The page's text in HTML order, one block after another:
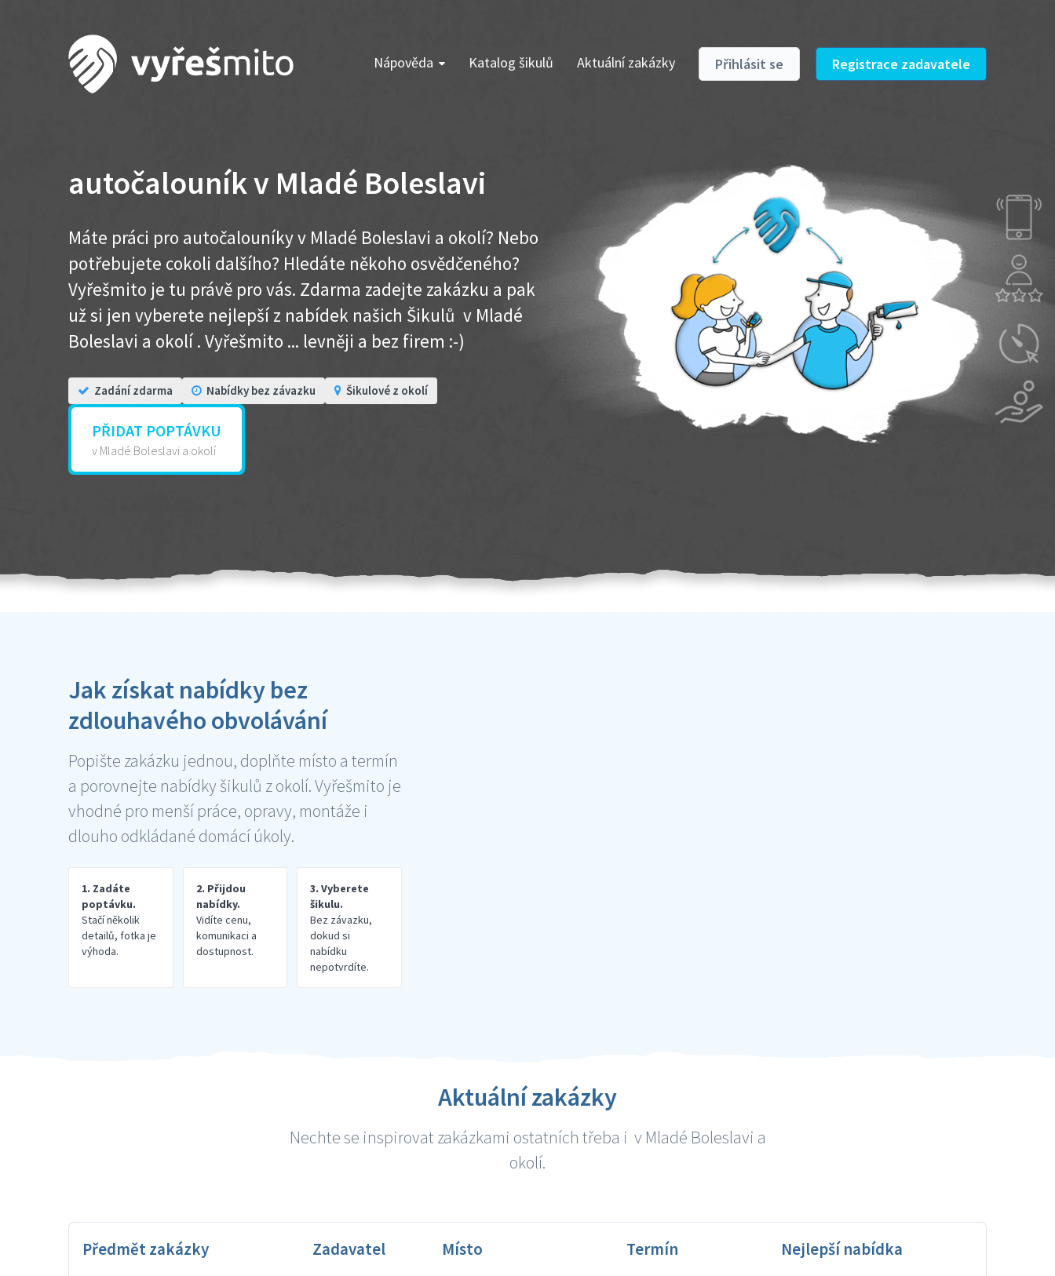
Nápověda Katalog šikulů Aktuální zakázky Přihlásit se Registrace zadavatele
autočalouník v Mladé Boleslavi
Máte práci pro autočalouníky v Mladé Boleslavi a okolí? Nebo
potřebujete cokoli dalšího? Hledáte někoho osvědčeného?
Vyřešmito je tu právě pro vás. Zdarma zadejte zakázku a pak
už si jen vyberete nejlepší z nabídek našich Šikulů v Mladé
Boleslavi a okolí . Vyřešmito ... levněji a bez firem :-)
Zadání zdarma Nabídky bez závazku Šikulové z okolí
PŘIDAT POPTÁVKU
v Mladé Boleslavi a okolí
Jak získat nabídky bez
zdlouhavého obvolávání
Popište zakázku jednou, doplňte místo a termín
a porovnejte nabídky šikulů z okolí. Vyřešmito je
vhodné pro menší práce, opravy, montáže i
dlouho odkládané domácí úkoly.
1. Zadáte
poptávku.
Stačí několik
detailů, fotka je
výhoda.
2. Přijdou
nabídky.
Vidíte cenu,
komunikaci a
dostupnost.
3. Vyberete
šikulu.
Bez závazku,
dokud si
nabídku
nepotvrdíte.
Aktuální zakázky
Nechte se inspirovat zakázkami ostatních třeba i v Mladé Boleslavi a
okolí.
Předmět zakázky Zadavatel Místo Termín Nejlepší nabídka